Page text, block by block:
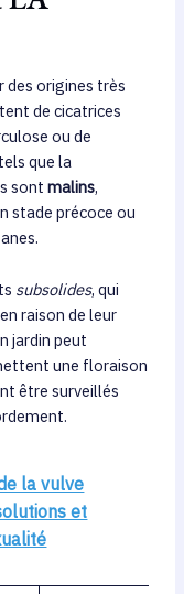
des origines très
de cicatrices
ou de
que la
sont malins,
stade précoce ou
subsolides, qui
raison de leur
jardin peut
une floraison
être surveillés
la vulve
et